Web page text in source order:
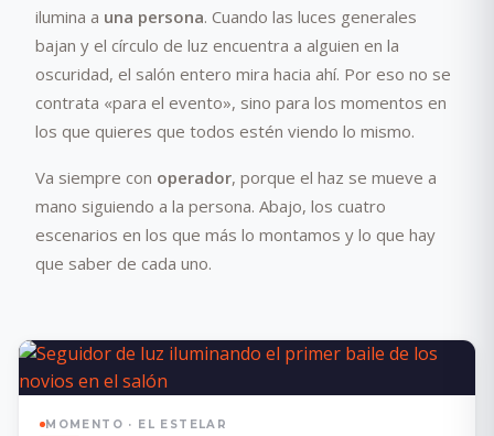
ilumina a una persona. Cuando las luces generales
bajan y el círculo de luz encuentra a alguien en la
oscuridad, el salón entero mira hacia ahí. Por eso no se
contrata «para el evento», sino para los momentos en
los que quieres que todos estén viendo lo mismo.
Va siempre con operador, porque el haz se mueve a
mano siguiendo a la persona. Abajo, los cuatro
escenarios en los que más lo montamos y lo que hay
que saber de cada uno.
MOMENTO · EL ESTELAR